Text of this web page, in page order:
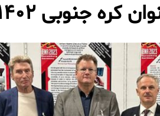
کره جنوبی ۱۴۰۲